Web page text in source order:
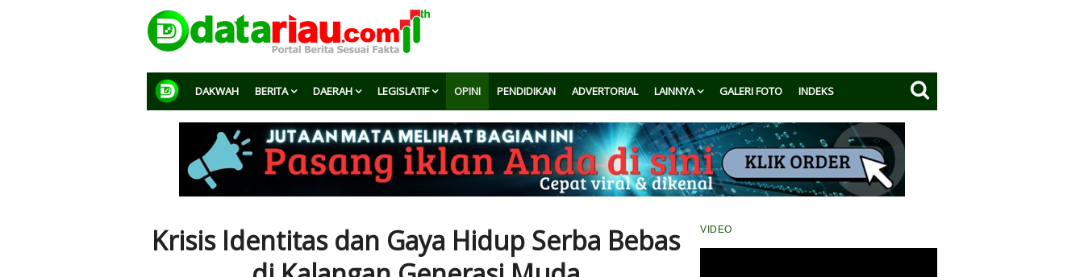
DAKWAH BERITA DAERAH LEGISLATIF OPINI PENDIDIKAN ADVERTORIAL LAINNYA GALERI FOTO INDEKS
Krisis Identitas dan Gaya Hidup Serba Bebas
VIDEO